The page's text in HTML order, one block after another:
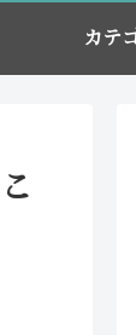
カテ